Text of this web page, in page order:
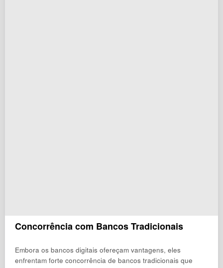
Concorrência com Bancos Tradicionais
Embora os bancos digitais ofereçam vantagens, eles
enfrentam forte concorrência de bancos tradicionais que